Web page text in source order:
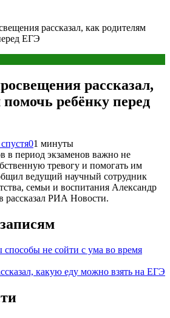
рассказал, как родителям
ЕГЭ
рассказал,
ребёнку перед
01 минуты
в период экзаменов важно не
тревогу и помогать им
ведущий научный сотрудник
семьи и воспитания Александр
рассказал РИА Новости.
способы не сойти с ума во время
какую еду можно взять на ЕГЭ